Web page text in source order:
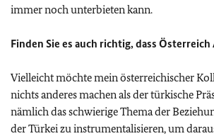
immer noch unterbieten kann.
Finden Sie es auch richtig, dass
Vielleicht möchte mein österreichischer
nichts anderes machen als der türkische
nämlich das schwierige Thema der
der Türkei zu instrumentalisieren, um